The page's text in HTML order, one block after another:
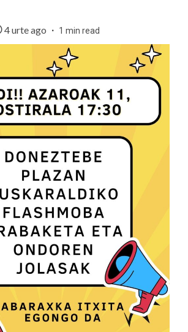
4 urte ago 1 min read